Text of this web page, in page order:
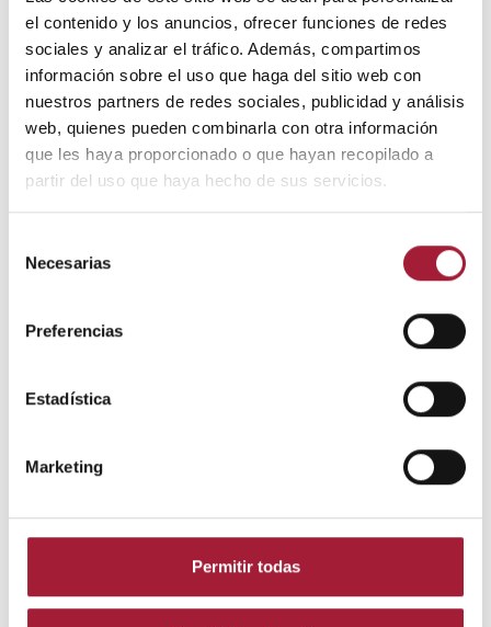
el contenido y los anuncios, ofrecer funciones de redes
sociales y analizar el tráfico. Además, compartimos
información sobre el uso que haga del sitio web con
nuestros partners de redes sociales, publicidad y análisis
web, quienes pueden combinarla con otra información
que les haya proporcionado o que hayan recopilado a
partir del uso que haya hecho de sus servicios.
Necesarias
Preferencias
Estadística
Marketing
Permitir todas
Documentación para descargar